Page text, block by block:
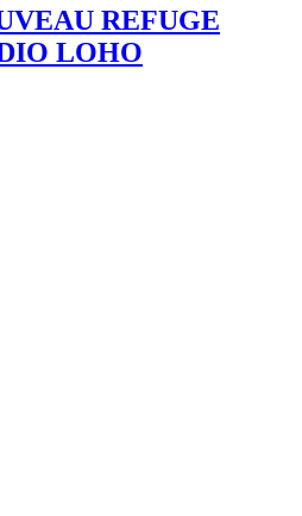
REFUGE
LOHO